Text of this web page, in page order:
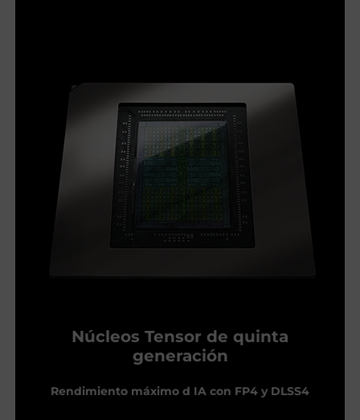
Núcleos Tensor de quinta
generación
Rendimiento máximo d IA con FP4 y DLSS4